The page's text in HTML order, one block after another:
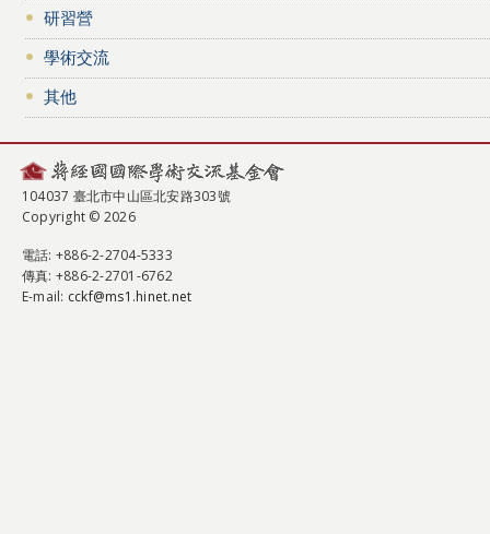
研習營
學術交流
其他
104037 臺北市中山區北安路303號
Copyright © 2026
電話: +886-2-2704-5333
傳真: +886-2-2701-6762
E-mail: cckf@ms1.hinet.net